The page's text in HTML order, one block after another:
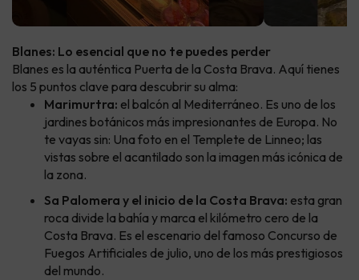
Blanes: Lo esencial que no te puedes perder
Blanes es la auténtica Puerta de la Costa Brava. Aquí tienes
los 5 puntos clave para descubrir su alma:
Marimurtra: el balcón al Mediterráneo. Es uno de los
jardines botánicos más impresionantes de Europa. No
te vayas sin: Una foto en el Templete de Linneo; las
vistas sobre el acantilado son la imagen más icónica de
la zona.
Sa Palomera y el inicio de la Costa Brava: esta gran
roca divide la bahía y marca el kilómetro cero de la
Costa Brava. Es el escenario del famoso Concurso de
Fuegos Artificiales de julio, uno de los más prestigiosos
del mundo.